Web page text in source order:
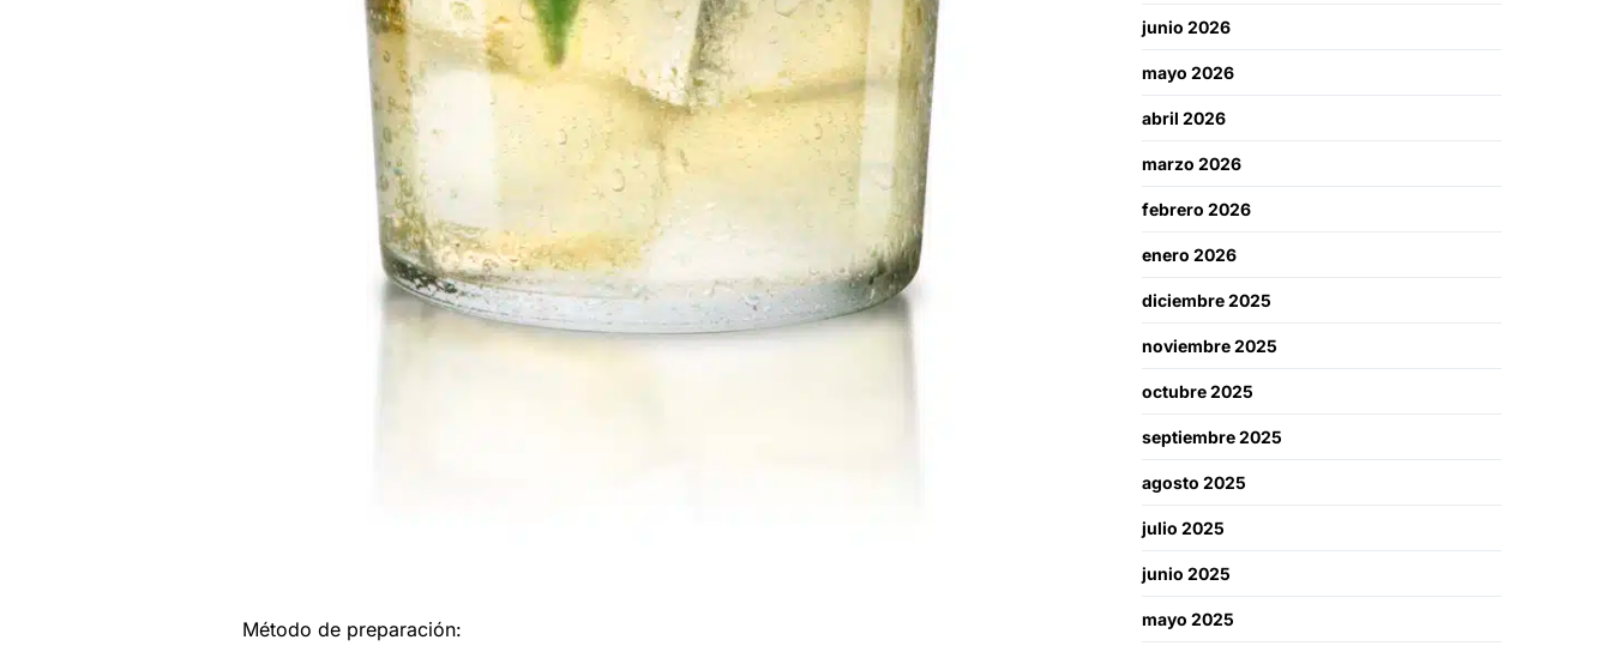
Método de preparación:
junio 2026
mayo 2026
abril 2026
marzo 2026
febrero 2026
enero 2026
diciembre 2025
noviembre 2025
octubre 2025
septiembre 2025
agosto 2025
julio 2025
junio 2025
mayo 2025